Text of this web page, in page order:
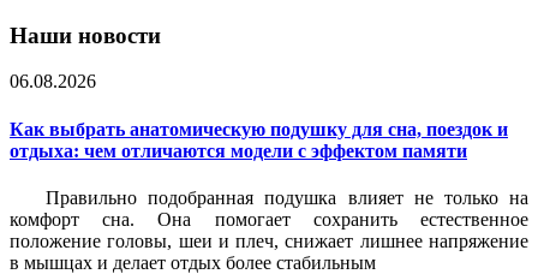
Наши новости
06.08.2026
Как выбрать анатомическую подушку для сна, поездок и
отдыха: чем отличаются модели с эффектом памяти
Правильно подобранная подушка влияет не только на
комфорт сна. Она помогает сохранить естественное
положение головы, шеи и плеч, снижает лишнее напряжение
в мышцах и делает отдых более стабильным